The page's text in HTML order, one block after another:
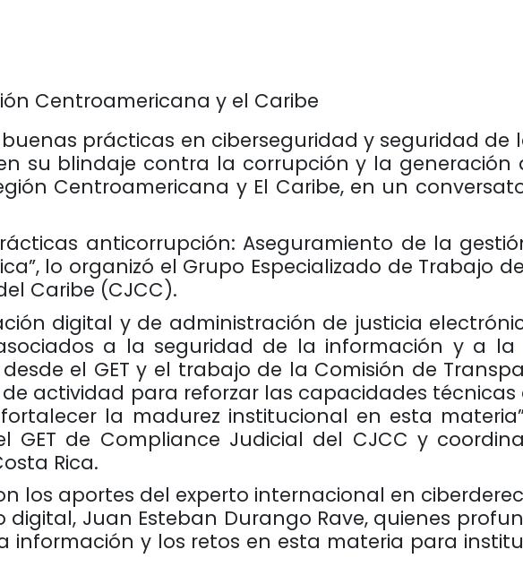
Centroamericana y el Caribe
prácticas en ciberseguridad y seguridad
su blindaje contra la corrupción y la
Centroamericana y El Caribe, en un
anticorrupción: Aseguramiento de la
lo organizó el Grupo Especializado de Trabajo
Caribe (CJCC).
digital y de administración de justicia
a la seguridad de la información y a
el GET y el trabajo de la Comisión de
actividad para reforzar las capacidades técnicas
la madurez institucional en esta
GET de Compliance Judicial del CJCC y
Rica.
los aportes del experto internacional en
Juan Esteban Durango Rave, quienes
información y los retos en esta materia para